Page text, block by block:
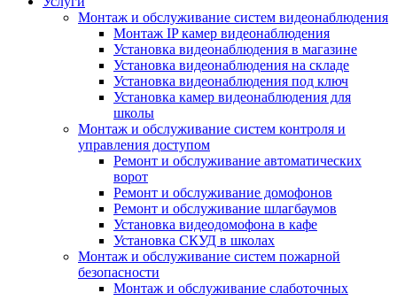
Монтаж и обслуживание систем видеонаблюдения
Монтаж IP камер видеонаблюдения
Установка видеонаблюдения в магазине
Установка видеонаблюдения на складе
Установка видеонаблюдения под ключ
Установка камер видеонаблюдения для
школы
Монтаж и обслуживание систем контроля и
управления доступом
Ремонт и обслуживание автоматических
ворот
Ремонт и обслуживание домофонов
Ремонт и обслуживание шлагбаумов
Установка видеодомофона в кафе
Установка СКУД в школах
Монтаж и обслуживание систем пожарной
безопасности
Монтаж и обслуживание слаботочных